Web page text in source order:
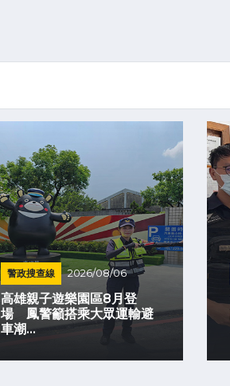
警政搜查線 2026/08/06
高雄親子遊樂園區8月登
場 鳳警籲搭乘大眾運輸避
車潮...